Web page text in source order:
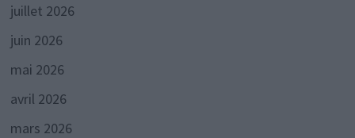
juillet 2026
juin 2026
mai 2026
avril 2026
mars 2026